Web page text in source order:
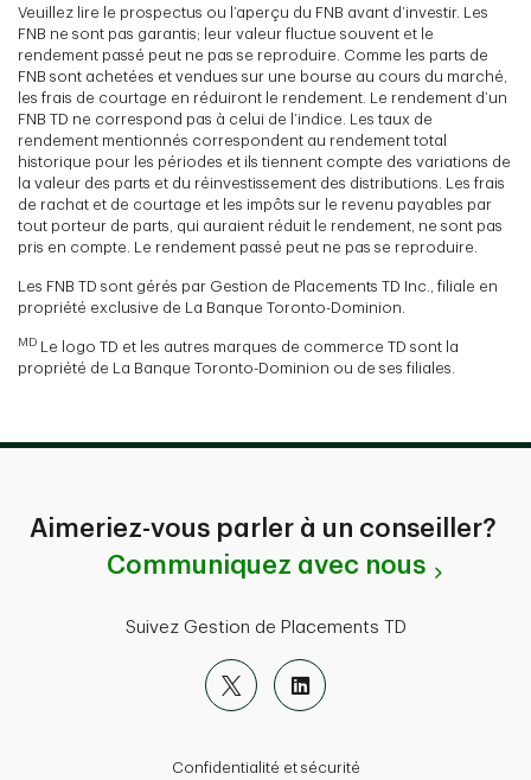
Veuillez lire le prospectus ou l’aperçu du FNB avant d’investir. Les
FNB ne sont pas garantis; leur valeur fluctue souvent et le
rendement passé peut ne pas se reproduire. Comme les parts de
FNB sont achetées et vendues sur une bourse au cours du marché,
les frais de courtage en réduiront le rendement. Le rendement d’un
FNB TD ne correspond pas à celui de l’indice. Les taux de
rendement mentionnés correspondent au rendement total
historique pour les périodes et ils tiennent compte des variations de
la valeur des parts et du réinvestissement des distributions. Les frais
de rachat et de courtage et les impôts sur le revenu payables par
tout porteur de parts, qui auraient réduit le rendement, ne sont pas
pris en compte. Le rendement passé peut ne pas se reproduire.
Les FNB TD sont gérés par Gestion de Placements TD Inc., filiale en
propriété exclusive de La Banque Toronto-Dominion.
MD Le logo TD et les autres marques de commerce TD sont la
propriété de La Banque Toronto-Dominion ou de ses filiales.
Aimeriez-vous parler à un conseiller?
Communiquez avec nous
Suivez Gestion de Placements TD
Confidentialité et sécurité